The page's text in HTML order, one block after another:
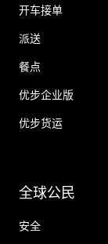
开车接单
派送
餐点
优步企业版
优步货运
全球公民
安全